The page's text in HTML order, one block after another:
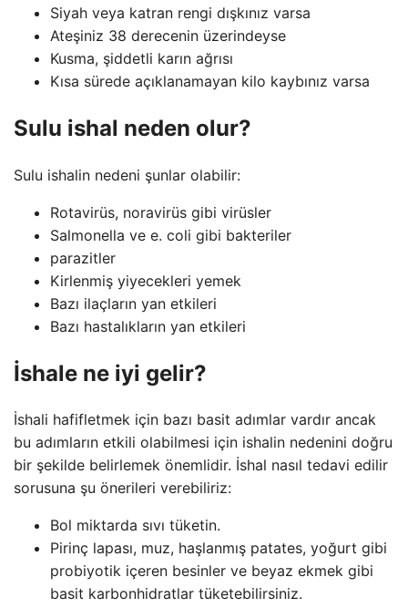
Siyah veya katran rengi dışkınız varsa
Ateşiniz 38 derecenin üzerindeyse
Kusma, şiddetli karın ağrısı
Kısa sürede açıklanamayan kilo kaybınız varsa
Sulu ishal neden olur?
Sulu ishalin nedeni şunlar olabilir:
Rotavirüs, noravirüs gibi virüsler
Salmonella ve e. coli gibi bakteriler
parazitler
Kirlenmiş yiyecekleri yemek
Bazı ilaçların yan etkileri
Bazı hastalıkların yan etkileri
İshale ne iyi gelir?
İshali hafifletmek için bazı basit adımlar vardır ancak
bu adımların etkili olabilmesi için ishalin nedenini doğru
bir şekilde belirlemek önemlidir. İshal nasıl tedavi edilir
sorusuna şu önerileri verebiliriz:
Bol miktarda sıvı tüketin.
Pirinç lapası, muz, haşlanmış patates, yoğurt gibi
probiyotik içeren besinler ve beyaz ekmek gibi
basit karbonhidratlar tüketebilirsiniz.